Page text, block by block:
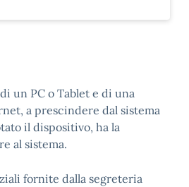
un PC o Tablet e di una
a prescindere dal sistema
il dispositivo, ha la
al sistema.
fornite dalla segreteria